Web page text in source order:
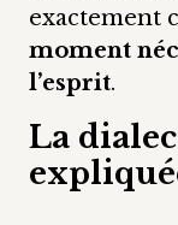
exactement
moment
l’esprit.
La